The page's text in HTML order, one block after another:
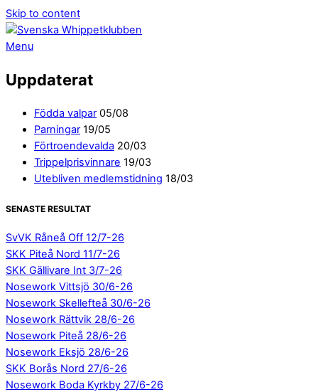
Skip to content
Menu
Uppdaterat
Födda valpar 05/08
Parningar 19/05
Förtroendevalda 20/03
Trippelprisvinnare 19/03
Utebliven medlemstidning 18/03
SENASTE RESULTAT
SvVK Råneå Off 12/7-26
SKK Piteå Nord 11/7-26
SKK Gällivare Int 3/7-26
Nosework Vittsjö 30/6-26
Nosework Skellefteå 30/6-26
Nosework Rättvik 28/6-26
Nosework Piteå 28/6-26
Nosework Eksjö 28/6-26
SKK Borås Nord 27/6-26
Nosework Boda Kyrkby 27/6-26